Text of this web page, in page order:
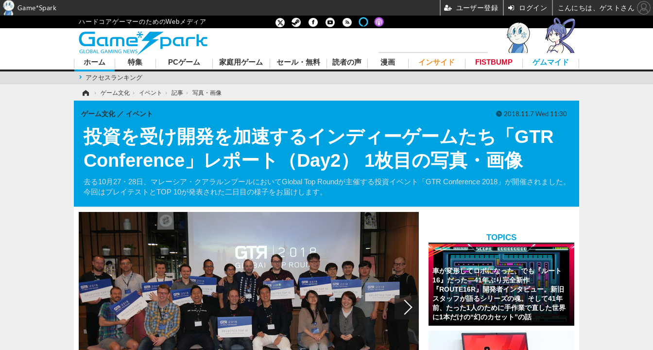
ハードコアゲーマーのためのWebメディア
ホーム
アクセスランキング
特集 PCゲーム 家庭用ゲーム セール・無料 読者の声 漫画 インサイド FISTBUMP ゲムマイド
› ゲーム文化 › イベント › 記事 › 写真・画像
投資を受け開発を加速するインディーゲームたち「GTR
Conference」レポート（Day2） 1枚目の写真・画像
去る10月27・28日、マレーシア・クアラルンプールにおいてGlobal Top Roundが主催する投資イベント「GTR Conference 2018」が開催されました。
今回はプレイテストとTOP 10が発表された二日目の様子をお届けします。
ゲーム文化 イベント 2018.11.7 Wed 11:30
TOPICS
車が変形してロボになった、でも『ルート
16』だった―41年ぶり完全新作
『ROUTE16R』開発者インタビュー。新旧
スタッフが語るシリーズの魂。そして41年
前、たった1人のために手作業で直した世界
に1本だけの“幻のカセット”の話
Game*Spark ユーザー登録 ログイン こんにちは、ゲストさん